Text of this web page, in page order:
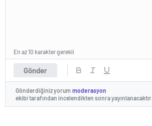
Gönder
En az 10 karakter gerekli
Gönderdiğiniz yorum moderasyon
ekibi tarafından incelendikten sonra yayınlanacaktır.